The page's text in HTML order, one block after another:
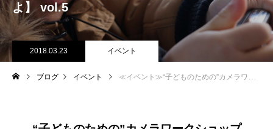
よ】 vol.5
2018.03.23 イベント
ブログ イベント ≪イベント≫“子どものための”カメラワークショップ 【かわいい子には『カメラ』をさせよ】 vol.5